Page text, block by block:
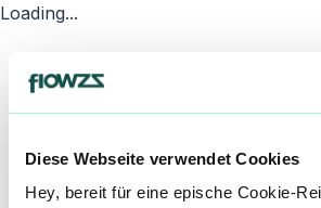
Diese Webseite verwendet Cookies
Hey, bereit für eine epische Cookie-
Loading...